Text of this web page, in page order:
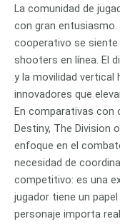
La comunidad de
con gran
cooperativo se
shooters en línea. El
y la movilidad vertical
innovadores que
En comparativas
Destiny, The Division
enfoque en el
necesidad de
competitivo: es una
jugador tiene un
personaje importa